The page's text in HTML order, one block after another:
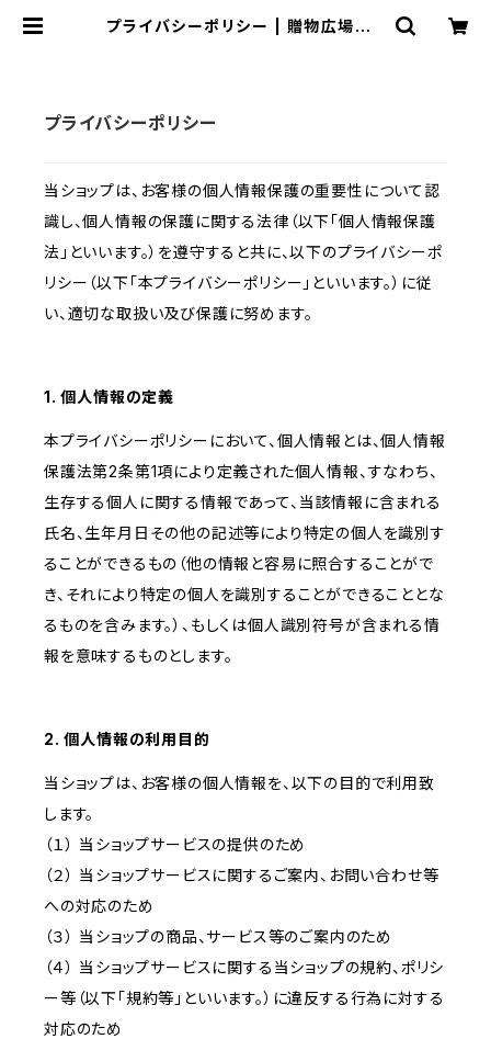
プライバシーポリシー | 贈物広場セノ
プライバシーポリシー
当ショップは、お客様の個人情報保護の重要性について認
識し、個人情報の保護に関する法律（以下「個人情報保護
法」といいます。）を遵守すると共に、以下のプライバシーポ
リシー（以下「本プライバシーポリシー」といいます。）に従
い、適切な取扱い及び保護に努めます。
1. 個人情報の定義
本プライバシーポリシーにおいて、個人情報とは、個人情報
保護法第2条第1項により定義された個人情報、すなわち、
生存する個人に関する情報であって、当該情報に含まれる
氏名、生年月日その他の記述等により特定の個人を識別す
ることができるもの（他の情報と容易に照合することがで
き、それにより特定の個人を識別することができることとな
るものを含みます。）、もしくは個人識別符号が含まれる情
報を意味するものとします。
2. 個人情報の利用目的
当ショップは、お客様の個人情報を、以下の目的で利用致
します。
（１） 当ショップサービスの提供のため
（２） 当ショップサービスに関するご案内、お問い合わせ等
への対応のため
（３） 当ショップの商品、サービス等のご案内のため
（４） 当ショップサービスに関する当ショップの規約、ポリシ
ー等（以下「規約等」といいます。）に違反する行為に対する
対応のため